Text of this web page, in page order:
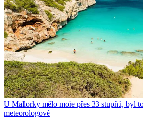
U Mallorky mělo moře přes 33 stupňů, byl
meteorologové